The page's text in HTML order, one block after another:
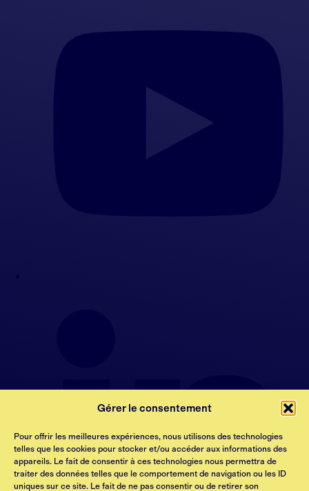
Gérer le consentement
Pour offrir les meilleures expériences, nous utilisons des technologies
telles que les cookies pour stocker et/ou accéder aux informations des
appareils. Le fait de consentir à ces technologies nous permettra de
traiter des données telles que le comportement de navigation ou les ID
uniques sur ce site. Le fait de ne pas consentir ou de retirer son